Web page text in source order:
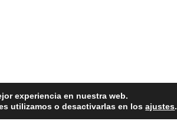
experiencia en nuestra web.
utilizamos o desactivarlas en losajustes.